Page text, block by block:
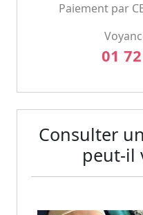
Paiement par
01
Consulter
peut-il